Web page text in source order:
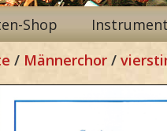
Shop
/ Männerchor /